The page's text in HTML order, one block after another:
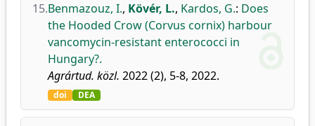
15.Benmazouz, I., Kövér, L., Kardos, G.: Does
the Hooded Crow (Corvus cornix) harbour
vancomycin-resistant enterococci in
Hungary?.
Agrártud. közl. 2022 (2), 5-8, 2022.
doi DEA